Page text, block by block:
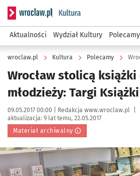
Serwis informacyjny wroclaw.pl
Aktualności Wydział Kultury Polecamy
wroclaw.pl Kultura Polecamy
Wrocław stolicą
młodzieży: Targi
Data publikacji:
09.05.2017 00:00 | Autor:
Redakcja www.wroclaw.pl
aktualizacja: 9 lat temu, 22.05.2017
Materiał archiwalny
Kliknij, aby powiększyć